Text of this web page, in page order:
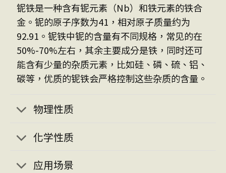
铌铁是一种含有铌元素（Nb）和铁元素的铁合
金。铌的原子序数为41，相对原子质量约为
92.91。铌铁中铌的含量有不同规格，常见的在
50%-70%左右，其余主要成分是铁，同时还可
能含有少量的杂质元素，比如硅、磷、硫、铝、
碳等，优质的铌铁会严格控制这些杂质的含量。
物理性质
化学性质
应用场景